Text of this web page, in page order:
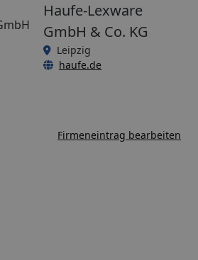
Haufe-Lexware
GmbH & Co. KG
Leipzig
haufe.de
Firmeneintrag bearbeiten